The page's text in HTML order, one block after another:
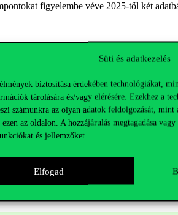
Süti és adatkezelés
biztosítása érdekében technológiákat,
tárolására és/vagy elérésére. Ezekhez a
számunkra az olyan adatok feldolgozását, mint
az oldalon. A hozzájárulás megtagadása
és jellemzőket.
Elfogad
figyelembe véve 2025-től két
igénybe az új
könyvfejezeteket kérhetünk a
kölcsönzés díjait a Budapesti